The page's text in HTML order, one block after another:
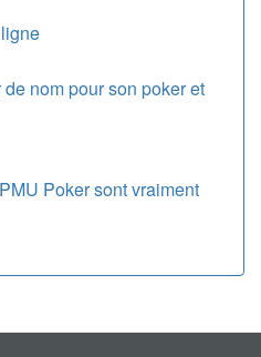
nom pour son poker et
Poker sont vraiment